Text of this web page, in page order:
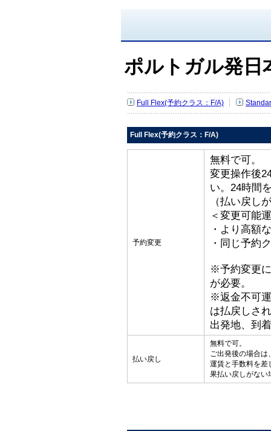
ポルトガル発日
Full Flex(予約クラス：F/A)
Full Flex(予約クラス：F/A)
予約変更
無料で可。
変更操作後
い。24時間
（払い戻し
＜変更可能
・より高額
・同じ予約
※予約変更
が必要。
※返金不可
は払戻しさ
出発地、到
払い戻し
無料で可。
ご出発後の場合は
運賃と手数料を差
果払い戻しがない